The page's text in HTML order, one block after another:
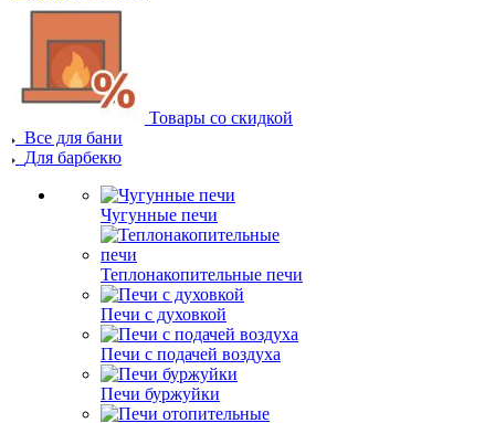
Товары со скидкой
Все для бани
Для барбекю
Чугунные печи
Теплонакопительные печи
Печи с духовкой
Печи с подачей воздуха
Печи буржуйки